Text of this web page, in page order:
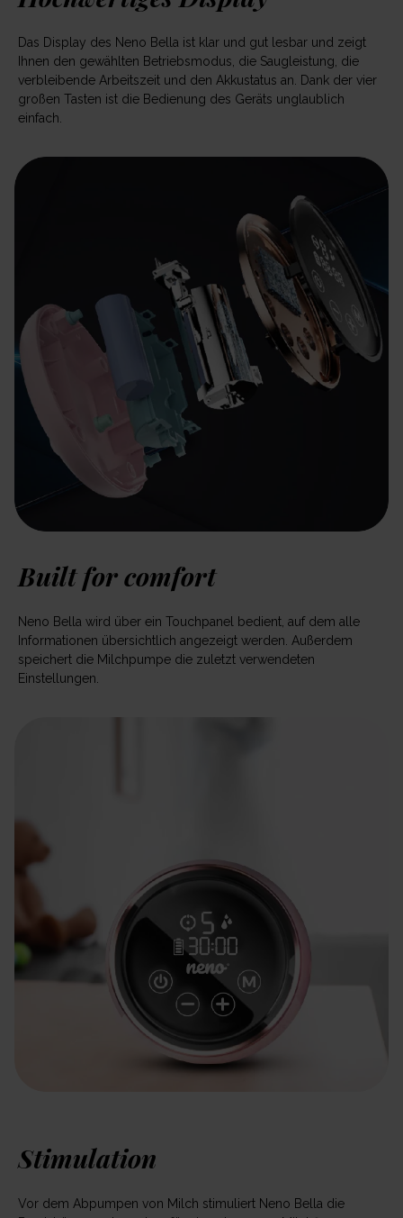
Das Display des Neno Bella ist klar und gut lesbar und zeigt
Ihnen den gewählten Betriebsmodus, die Saugleistung, die
verbleibende Arbeitszeit und den Akkustatus an. Dank der vier
großen Tasten ist die Bedienung des Geräts unglaublich
einfach.
Built for comfort
Neno Bella wird über ein Touchpanel bedient, auf dem alle
Informationen übersichtlich angezeigt werden. Außerdem
speichert die Milchpumpe die zuletzt verwendeten
Einstellungen.
Stimulation
Vor dem Abpumpen von Milch stimuliert Neno Bella die